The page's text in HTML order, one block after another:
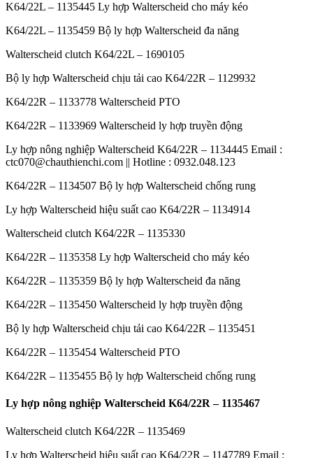
K64/22L – 1135445 Ly hợp Walterscheid cho máy kéo
K64/22L – 1135459 Bộ ly hợp Walterscheid đa năng
Walterscheid clutch K64/22L – 1690105
Bộ ly hợp Walterscheid chịu tải cao K64/22R – 1129932
K64/22R – 1133778 Walterscheid PTO
K64/22R – 1133969 Walterscheid ly hợp truyền động
Ly hợp nông nghiệp Walterscheid K64/22R – 1134445 Email :
ctc070@chauthienchi.com || Hotline : 0932.048.123
K64/22R – 1134507 Bộ ly hợp Walterscheid chống rung
Ly hợp Walterscheid hiệu suất cao K64/22R – 1134914
Walterscheid clutch K64/22R – 1135330
K64/22R – 1135358 Ly hợp Walterscheid cho máy kéo
K64/22R – 1135359 Bộ ly hợp Walterscheid đa năng
K64/22R – 1135450 Walterscheid ly hợp truyền động
Bộ ly hợp Walterscheid chịu tải cao K64/22R – 1135451
K64/22R – 1135454 Walterscheid PTO
K64/22R – 1135455 Bộ ly hợp Walterscheid chống rung
Ly hợp nông nghiệp Walterscheid K64/22R – 1135467
Walterscheid clutch K64/22R – 1135469
Ly hợp Walterscheid hiệu suất cao K64/22R – 1147789 Email :